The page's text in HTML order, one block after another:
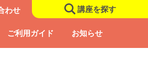
わせ 講座を探す
ご利用ガイド お知らせ